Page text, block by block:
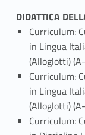
DIDATTICA
Curriculum:
in Lingua
(Alloglotti)
Curriculum:
in Lingua
(Alloglotti)
Curriculum: